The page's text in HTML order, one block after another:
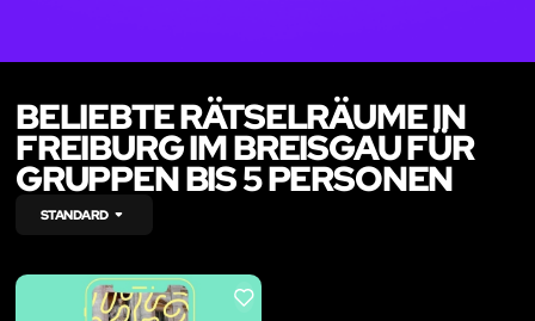
BELIEBTE RÄTSELRÄUME IN
FREIBURG IM BREISGAU FÜR
GRUPPEN BIS 5 PERSONEN
STANDARD
LIKE